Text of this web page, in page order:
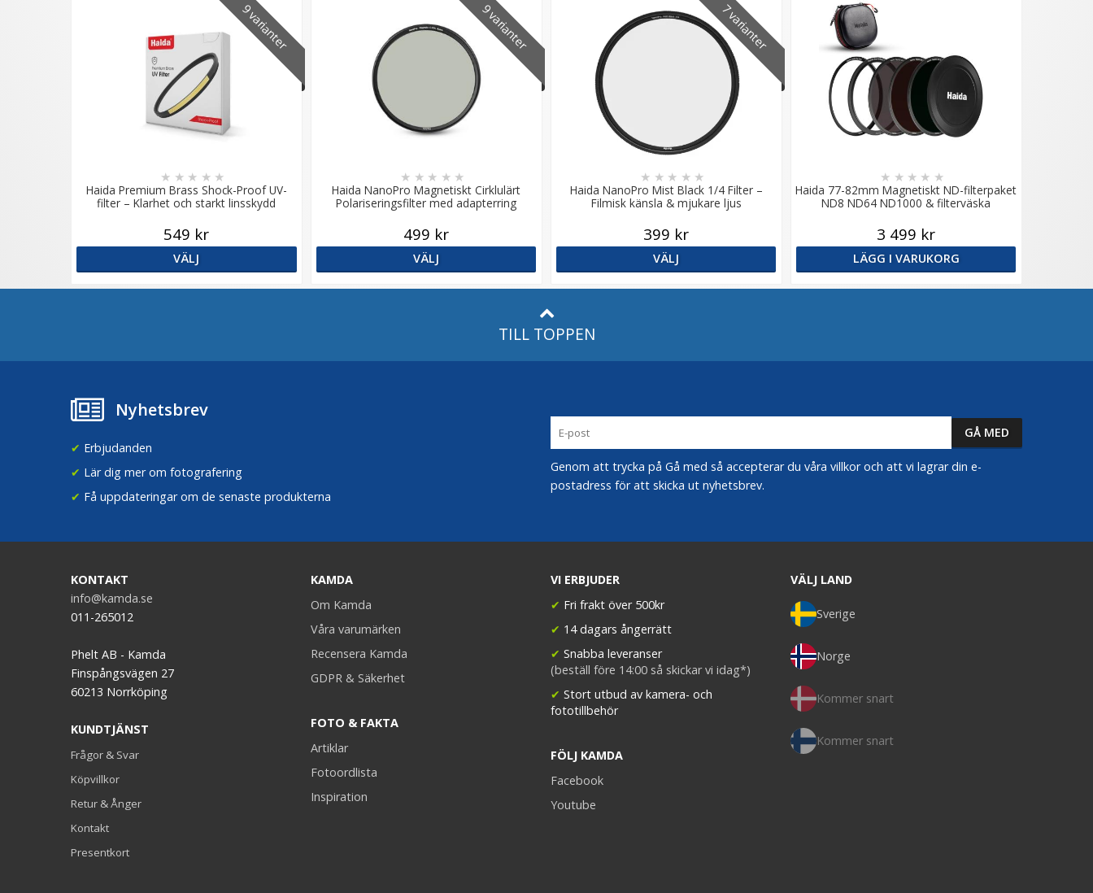
9 varianter
Haida Premium Brass Shock-Proof UV-
filter – Klarhet och starkt linsskydd
★ ★ ★ ★ ★
549 kr
VÄLJ
9 varianter
Haida NanoPro Magnetiskt Cirklulärt
Polariseringsfilter med adapterring
★ ★ ★ ★ ★
499 kr
VÄLJ
7 varianter
Haida NanoPro Mist Black 1/4 Filter –
Filmisk känsla & mjukare ljus
★ ★ ★ ★ ★
399 kr
VÄLJ
Haida 77-82mm Magnetiskt ND-filterpaket
ND8 ND64 ND1000 & filterväska
★ ★ ★ ★ ★
3 499 kr
LÄGG I VARUKORG
TILL TOPPEN
Nyhetsbrev
✔ Erbjudanden
✔ Lär dig mer om fotografering
✔ Få uppdateringar om de senaste produkterna
Genom att trycka på Gå med så accepterar du våra villkor och att vi lagrar din e-
postadress för att skicka ut nyhetsbrev.
KONTAKT
info@kamda.se
011-265012
Phelt AB - Kamda
Finspångsvägen 27
60213 Norrköping
KUNDTJÄNST
Frågor & Svar
Köpvillkor
Retur & Ånger
Kontakt
Presentkort
KAMDA
Om Kamda
Våra varumärken
Recensera Kamda
GDPR & Säkerhet
FOTO & FAKTA
Artiklar
Fotoordlista
Inspiration
VI ERBJUDER
✔ Fri frakt över 500kr
✔ 14 dagars ångerrätt
✔ Snabba leveranser
(beställ före 14:00 så skickar vi idag*)
✔ Stort utbud av kamera- och
fototillbehör
FÖLJ KAMDA
Facebook
Youtube
VÄLJ LAND
Sverige
Norge
Kommer snart
Kommer snart